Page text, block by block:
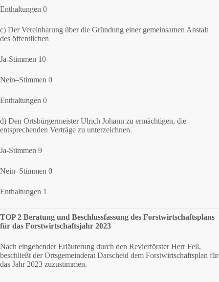
Enthaltungen 0
c) Der Vereinbarung über die Gründung einer gemeinsamen Anstalt
des öffentlichen
Ja-Stimmen 10
Nein–Stimmen 0
Enthaltungen 0
d) Den Ortsbürgermeister Ulrich Johann zu ermächtigen, die
entsprechenden Verträge zu unterzeichnen.
Ja-Stimmen 9
Nein–Stimmen 0
Enthaltungen 1
TOP 2 Beratung und Beschlussfassung des Forstwirtschaftsplans
für das Forstwirtschaftsjahr 2023
Nach eingehender Erläuterung durch den Revierförster Herr Fell,
beschließt der Ortsgemeinderat Darscheid dem Forstwirtschaftsplan für
das Jahr 2023 zuzustimmen.